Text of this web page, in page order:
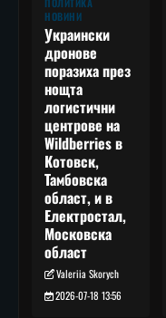
НОВИНИ
Украински
дронове
поразиха през
нощта
логистични
центрове на
Wildberries в
Котовск,
Тамбовска
област, и в
Електростал,
Московска
област
Valeriia Skorych
2026-07-18 13:56